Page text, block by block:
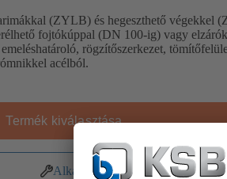
(ZYLB) és hegeszthető végekkel
fojtókúppal (DN 100-ig) vagy
rögzítőszerkezet,
acélból.
Termék kiválasztása
Alkatrészek